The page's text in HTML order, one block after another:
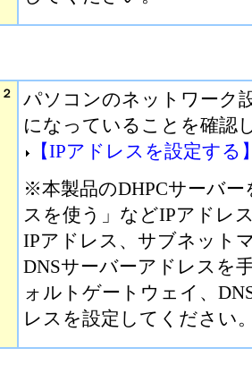
２
パソコンのネットワーク
になっていることを確認
【IPアドレスを設定する
※本製品のDHPCサーバ
スを使う」などIPアドレ
IPアドレス、サブネット
DNSサーバーアドレスを
ォルトゲートウェイ、
レスを設定してください